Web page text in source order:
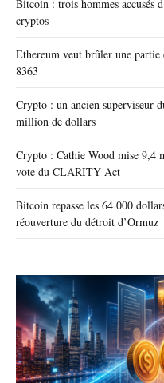
Bitcoin : trois hommes accusés
cryptos
Ethereum veut brûler une partie
8363
Crypto : un ancien superviseur
million de dollars
Crypto : Cathie Wood mise 9,4
vote du CLARITY Act
Bitcoin repasse les 64 000
réouverture du détroit d’Ormuz